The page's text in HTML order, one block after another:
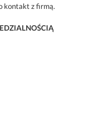
kontakt z firmą.